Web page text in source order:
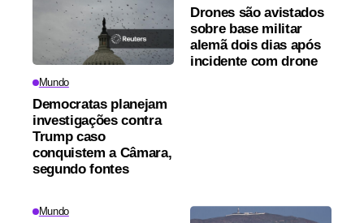
Mundo
Democratas planejam
investigações contra
Trump caso
conquistem a Câmara,
segundo fontes
Drones são avistados
sobre base militar
alemã dois dias após
incidente com drone
Mundo